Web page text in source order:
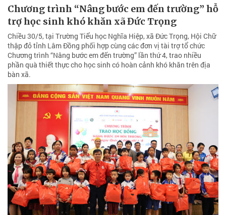
Chương trình “Nâng bước em đến trường” hỗ
trợ học sinh khó khăn xã Đức Trọng
Chiều 30/5, tại Trường Tiểu học Nghĩa Hiệp, xã Đức Trọng, Hội Chữ
thập đỏ tỉnh Lâm Đồng phối hợp cùng các đơn vị tài trợ tổ chức
Chương trình “Nâng bước em đến trường” lần thứ 4, trao nhiều
phần quà thiết thực cho học sinh có hoàn cảnh khó khăn trên địa
bàn xã.